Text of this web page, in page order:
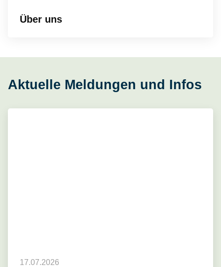
Über uns
Aktuelle Meldungen und Infos
17.07.2026